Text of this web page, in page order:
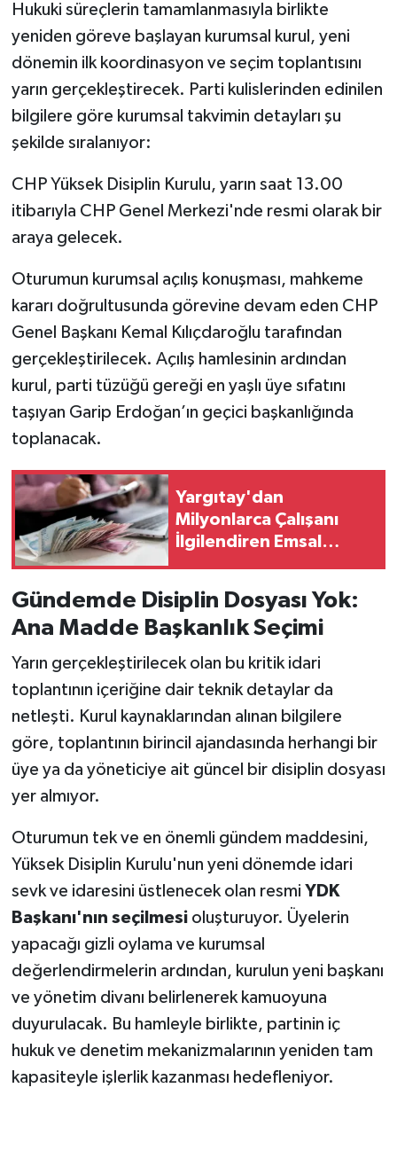
Hukuki süreçlerin tamamlanmasıyla birlikte
yeniden göreve başlayan kurumsal kurul, yeni
dönemin ilk koordinasyon ve seçim toplantısını
yarın gerçekleştirecek. Parti kulislerinden edinilen
bilgilere göre kurumsal takvimin detayları şu
şekilde sıralanıyor:
CHP Yüksek Disiplin Kurulu, yarın saat 13.00
itibarıyla CHP Genel Merkezi'nde resmi olarak bir
araya gelecek.
Oturumun kurumsal açılış konuşması, mahkeme
kararı doğrultusunda görevine devam eden CHP
Genel Başkanı Kemal Kılıçdaroğlu tarafından
gerçekleştirilecek. Açılış hamlesinin ardından
kurul, parti tüzüğü gereği en yaşlı üye sıfatını
taşıyan Garip Erdoğan’ın geçici başkanlığında
toplanacak.
Yargıtay'dan
Milyonlarca Çalışanı
İlgilendiren Emsal
Gündemde Disiplin Dosyası Yok:
Ana Madde Başkanlık Seçimi
Yarın gerçekleştirilecek olan bu kritik idari
toplantının içeriğine dair teknik detaylar da
netleşti. Kurul kaynaklarından alınan bilgilere
göre, toplantının birincil ajandasında herhangi bir
üye ya da yöneticiye ait güncel bir disiplin dosyası
yer almıyor.
Oturumun tek ve en önemli gündem maddesini,
Yüksek Disiplin Kurulu'nun yeni dönemde idari
sevk ve idaresini üstlenecek olan resmi YDK
Başkanı'nın seçilmesioluşturuyor. Üyelerin
yapacağı gizli oylama ve kurumsal
değerlendirmelerin ardından, kurulun yeni başkanı
ve yönetim divanı belirlenerek kamuoyuna
duyurulacak. Bu hamleyle birlikte, partinin iç
hukuk ve denetim mekanizmalarının yeniden tam
kapasiteyle işlerlik kazanması hedefleniyor.